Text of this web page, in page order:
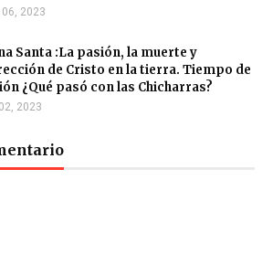
2023
Santa :La pasión, la muerte y
de Cristo en la tierra. Tiempo de
¿Qué pasó con las Chicharras?
2023